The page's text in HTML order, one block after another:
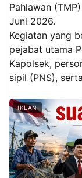
Pahlawan
Juni 2026.
Kegiatan yang
pejabat utama
Kapolsek,
sipil (PNS),
IKLAN